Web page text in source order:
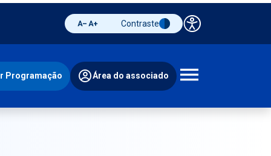
Diminuir fonte
Aumentar fonteAlternar contraste
Contraste Painel de
Programação Área do associado